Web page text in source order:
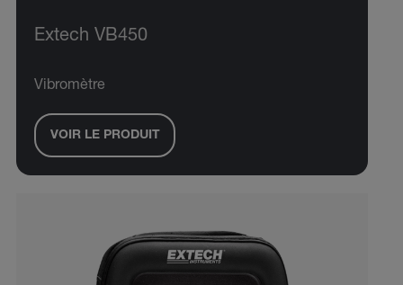
Extech VB450
Vibromètre
VOIR LE PRODUIT